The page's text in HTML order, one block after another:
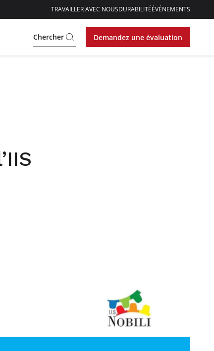
TRAVAILLER AVEC NOUSDURABILITÉÉVÉNEMENTS
Chercher Demandez une évaluation